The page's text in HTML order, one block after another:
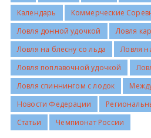
Календарь
Коммерческие
Ловля донной удочкой
Ловля
Ловля на блесну со льда
Ловля
Ловля поплавочной удочкой
Ловля спиннингом с лодок
Новости Федерации
Статьи
Чемпионат России